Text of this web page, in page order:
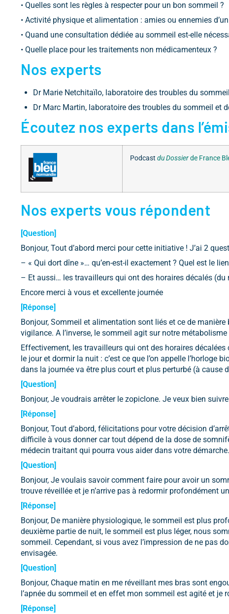
• Quelles sont les règles à respecter pour un bon sommeil ?
• Activité physique et alimentation : amies ou ennemies
• Quand une consultation dédiée au sommeil est-elle
• Quelle place pour les traitements non médicamenteux ?
Nos experts
Dr Marie Netchitaïlo, laboratoire des troubles du
Dr Marc Martin, laboratoire des troubles du sommeil et
Écoutez nos experts dans
Podcast du Dossierde France
Nos experts vous répondent
[Question]
Bonjour, Tout d’abord merci pour cette initiative ! J’ai 2
– « Qui dort dîne »… qu’en-est-il exactement ? Quel est le
– Et aussi… les travailleurs qui ont des horaires décalés
Encore merci à vous et excellente journée
[Réponse]
Bonjour, Sommeil et alimentation sont liés et ce de
vigilance. A l’inverse, le sommeil agit sur notre
Effectivement, les travailleurs qui ont des horaires
le jour et dormir la nuit : c’est ce que l’on appelle l’horloge
dans la journée va être plus court et plus perturbé (à
[Question]
Bonjour, Je voudrais arrêter le zopiclone. Je veux bien
[Réponse]
Bonjour, Tout d’abord, félicitations pour votre décision
difficile à vous donner car tout dépend de la dose de
médecin traitant qui pourra vous aider dans votre démarche.
[Question]
Bonjour, Je voulais savoir comment faire pour avoir un
trouve réveillée et je n’arrive pas à redormir profondément
[Réponse]
Bonjour, De manière physiologique, le sommeil est plus
deuxième partie de nuit, le sommeil est plus léger, nous
sommeil. Cependant, si vous avez l’impression de ne pas
envisagée.
[Question]
Bonjour, Chaque matin en me réveillant mes bras sont
l’apnée du sommeil et en effet mon sommeil est agité et je
[Réponse]